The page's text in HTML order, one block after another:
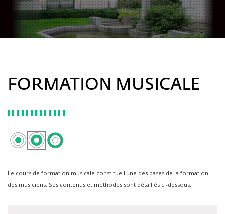
FORMATION MUSICALE
Le cours de formation musicale constitue l'une des bases de la formation
des musiciens. Ses contenus et méthodes sont détaillés ci-dessous.